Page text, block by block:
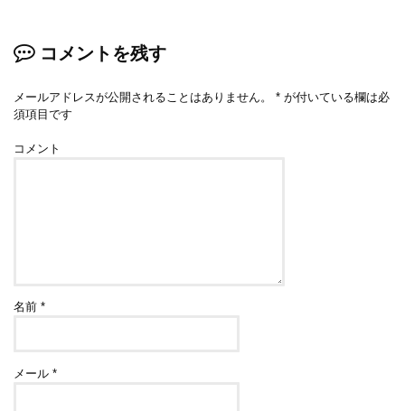
コメントを残す
メールアドレスが公開されることはありません。 * が付いている欄は必
須項目です
コメント
名前*
メール*